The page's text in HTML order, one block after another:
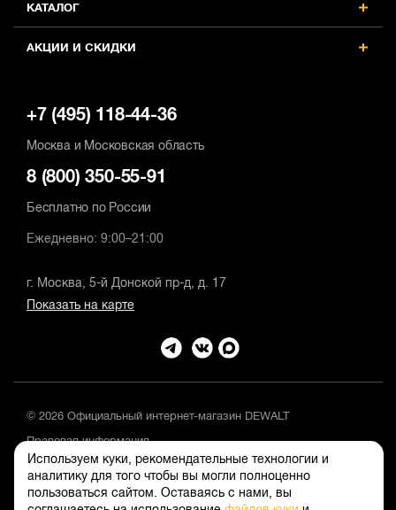
Используем куки, рекомендательные технологии и
аналитику для того чтобы вы могли полноценно
пользоваться сайтом. Оставаясь с нами, вы
КАТАЛОГ
АКЦИИ И СКИДКИ
+7 (495) 118-44-36
Москва и Московская область
8 (800) 350-55-91
Бесплатно по России
Ежедневно: 9:00–21:00
г. Москва, 5-й Донской пр-д, д. 17
Показать на карте
© 2026 Официальный интернет-магазин DEWALT
Правовая информация
Положение об обработке и защите персональных данных